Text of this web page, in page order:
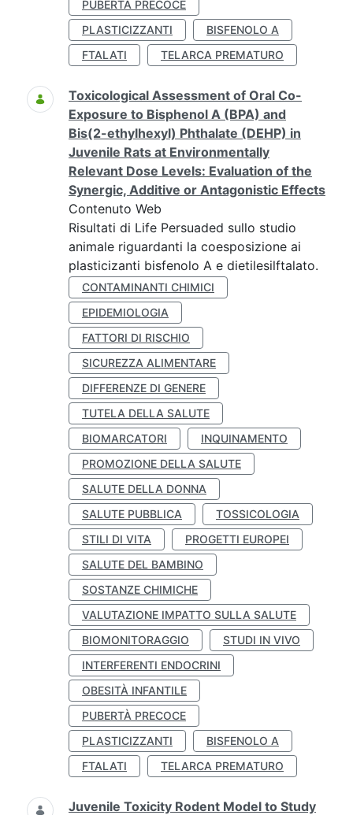
PUBERTÀ PRECOCE
PLASTICIZZANTI
BISFENOLO A
FTALATI
TELARCA PREMATURO
Toxicological Assessment of Oral Co-
Exposure to Bisphenol A (BPA) and
Bis(2-ethylhexyl) Phthalate (DEHP) in
Juvenile Rats at Environmentally
Relevant Dose Levels: Evaluation of the
Synergic, Additive or Antagonistic Effects
Contenuto Web
Risultati di Life Persuaded sullo studio
animale riguardanti la coesposizione ai
plasticizanti bisfenolo A e dietilesilftalato.
CONTAMINANTI CHIMICI
EPIDEMIOLOGIA
FATTORI DI RISCHIO
SICUREZZA ALIMENTARE
DIFFERENZE DI GENERE
TUTELA DELLA SALUTE
BIOMARCATORI
INQUINAMENTO
PROMOZIONE DELLA SALUTE
SALUTE DELLA DONNA
SALUTE PUBBLICA
TOSSICOLOGIA
STILI DI VITA
PROGETTI EUROPEI
SALUTE DEL BAMBINO
SOSTANZE CHIMICHE
VALUTAZIONE IMPATTO SULLA SALUTE
BIOMONITORAGGIO
STUDI IN VIVO
INTERFERENTI ENDOCRINI
OBESITÀ INFANTILE
PUBERTÀ PRECOCE
PLASTICIZZANTI
BISFENOLO A
FTALATI
TELARCA PREMATURO
Juvenile Toxicity Rodent Model to Study